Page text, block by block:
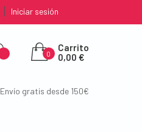
Iniciar sesión
0
Carrito
0,00 €
Envío gratis desde 150€